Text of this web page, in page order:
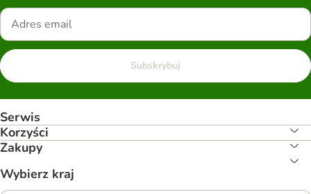
Subskrybuj
Serwis
Korzyści
Zakupy
Wybierz kraj